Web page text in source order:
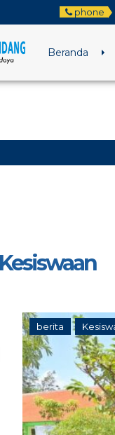
phone
Beranda
berita